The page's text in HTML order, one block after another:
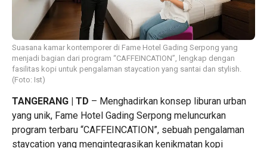
Suasana kamar kontemporer di Fame Hotel Gading Serpong yang
menjadi bagian dari program “CAFFEINCATION”, lengkap dengan
fasilitas kopi untuk pengalaman staycation yang santai dan stylish.
(Foto: Ist)
TANGERANG | TD – Menghadirkan konsep liburan urban
yang unik, Fame Hotel Gading Serpong meluncurkan
program terbaru “CAFFEINCATION”, sebuah pengalaman
staycation yang mengintegrasikan kenikmatan kopi